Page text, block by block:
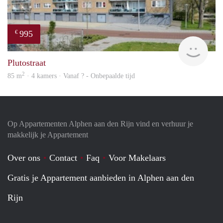
€ 995
Plutostraat
85 m2 · 4 kamers · Vanaf ? - Onbepaalde tijd
Op Appartementen Alphen aan den Rijn vind en verhuur je
makkelijk je Appartement
Over ons Contact Faq
Voor Makelaars
Gratis je Appartement aanbieden in Alphen aan den
Rijn